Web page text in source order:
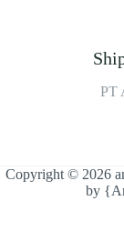
PT
Copyright © 2026
by